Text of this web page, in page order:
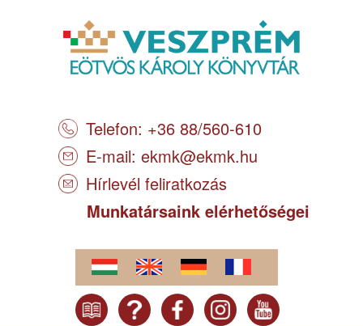
Telefon: +36 88/560-610
E-mail: ekmk@ekmk.hu
Hírlevél feliratkozás
Munkatársaink elérhetőségei